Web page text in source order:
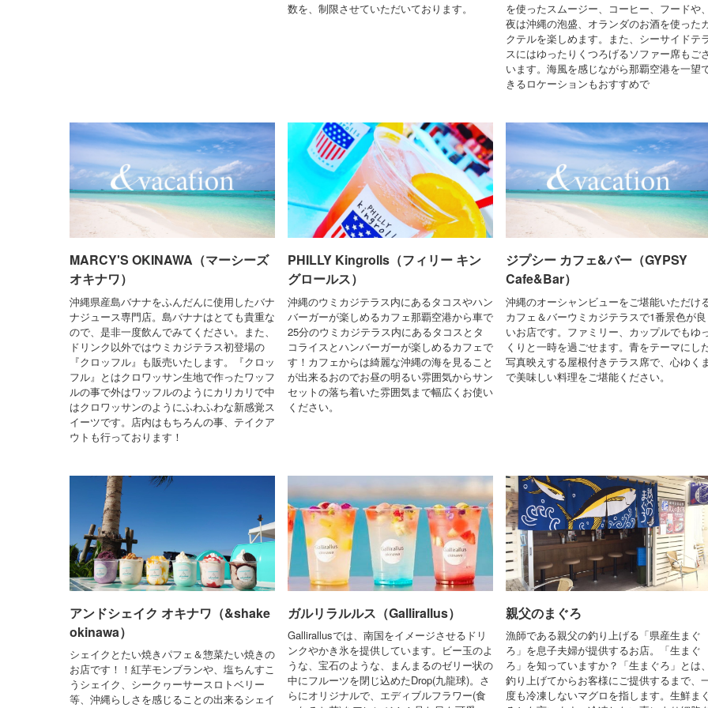
数を、制限させていただいております。
を使ったスムージー、コーヒー、フードや、
夜は沖縄の泡盛、オランダのお酒を使った
クテルを楽しめます。また、シーサイドテ
スにはゆったりくつろげるソファー席もご
います。海風を感じながら那覇空港を一望
きるロケーションもおすすめで
MARCY'S OKINAWA（マーシーズ
オキナワ）
沖縄県産島バナナをふんだんに使用したバナ
ナジュース専門店。島バナナはとても貴重な
ので、是非一度飲んでみてください。また、
ドリンク以外ではウミカジテラス初登場の
『クロッフル』も販売いたします。『クロッ
フル』とはクロワッサン生地で作ったワッフ
ルの事で外はワッフルのようにカリカリで中
はクロワッサンのようにふわふわな新感覚ス
イーツです。店内はもちろんの事、テイクア
ウトも行っております！
PHILLY Kingrolls（フィリー キン
グロールス）
沖縄のウミカジテラス内にあるタコスやハン
バーガーが楽しめるカフェ那覇空港から車で
25分のウミカジテラス内にあるタコスとタ
コライスとハンバーガーが楽しめるカフェで
す！カフェからは綺麗な沖縄の海を見ること
が出来るおのでお昼の明るい雰囲気からサン
セットの落ち着いた雰囲気まで幅広くお使い
ください。
ジプシー カフェ&バー（GYPSY
Cafe&Bar）
沖縄のオーシャンビューをご堪能いただけ
カフェ＆バーウミカジテラスで1番景色が良
いお店です。ファミリー、カップルでもゆ
くりと一時を過ごせます。青をテーマにし
写真映えする屋根付きテラス席で、心ゆくま
で美味しい料理をご堪能ください。
アンドシェイク オキナワ（&shake
okinawa）
シェイクとたい焼きパフェ＆惣菜たい焼きの
お店です！！紅芋モンブランや、塩ちんすこ
うシェイク、シークヮーサースロトベリー
等、沖縄らしさを感じることの出来るシェイ
ガルリラルルス（Gallirallus）
Gallirallusでは、南国をイメージさせるドリ
ンクやかき氷を提供しています。ビー玉のよ
うな、宝石のような、まんまるのゼリー状の
中にフルーツを閉じ込めたDrop(九龍球)。さ
らにオリジナルで、エディブルフラワー(食
親父のまぐろ
漁師である親父の釣り上げる「県産生まぐ
ろ」を息子夫婦が提供するお店。「生まぐ
ろ」を知っていますか？「生まぐろ」とは、
釣り上げてからお客様にご提供するまで、
度も冷凍しないマグロを指します。生鮮ま